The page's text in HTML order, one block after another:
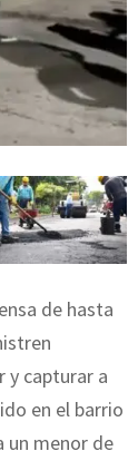
de hasta
y capturar a
en el barrio
un menor de